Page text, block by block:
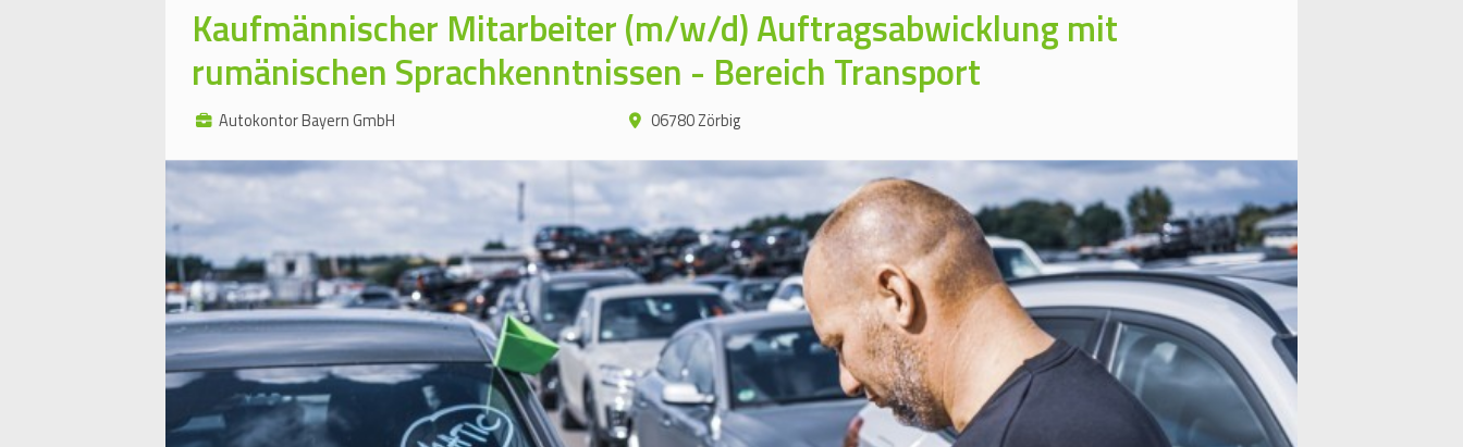
Kaufmännischer Mitarbeiter (m/w/d) Auftragsabwicklung mit
rumänischen Sprachkenntnissen - Bereich Transport
Autokontor Bayern GmbH 06780 Zörbig